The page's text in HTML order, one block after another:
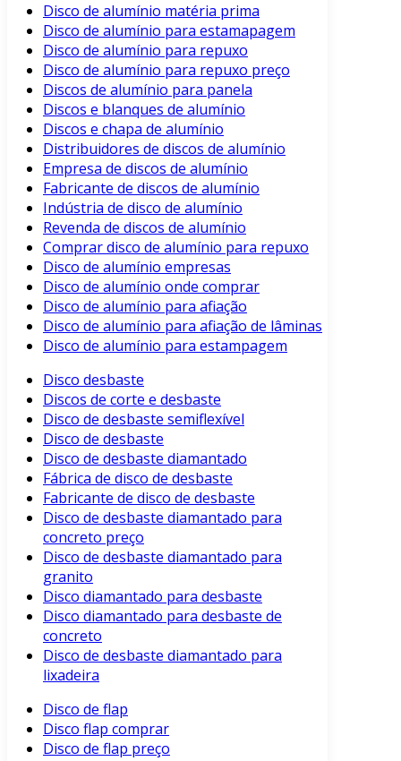
Disco de alumínio matéria prima
Disco de alumínio para estamapagem
Disco de alumínio para repuxo
Disco de alumínio para repuxo preço
Discos de alumínio para panela
Discos e blanques de alumínio
Discos e chapa de alumínio
Distribuidores de discos de alumínio
Empresa de discos de alumínio
Fabricante de discos de alumínio
Indústria de disco de alumínio
Revenda de discos de alumínio
Comprar disco de alumínio para repuxo
Disco de alumínio empresas
Disco de alumínio onde comprar
Disco de alumínio para afiação
Disco de alumínio para afiação de lâminas
Disco de alumínio para estampagem
Disco desbaste
Discos de corte e desbaste
Disco de desbaste semiflexível
Disco de desbaste
Disco de desbaste diamantado
Fábrica de disco de desbaste
Fabricante de disco de desbaste
Disco de desbaste diamantado para
concreto preço
Disco de desbaste diamantado para
granito
Disco diamantado para desbaste
Disco diamantado para desbaste de
concreto
Disco de desbaste diamantado para
lixadeira
Disco de flap
Disco flap comprar
Disco de flap preço